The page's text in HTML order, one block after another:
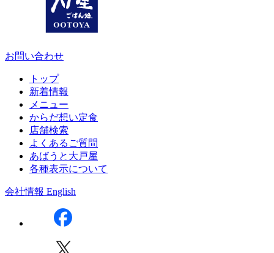
お問い合わせ
トップ
新着情報
メニュー
からだ想い定食
店舗検索
よくあるご質問
あばうと大戸屋
各種表示について
会社情報 English